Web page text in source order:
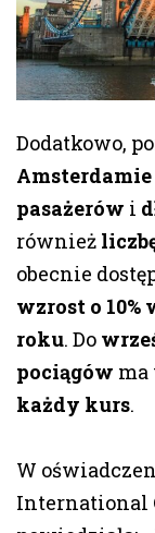
Dodatkowo,
Amsterdamie
pasażerów i
również
obecnie
wzrost o
roku. Do
pociągów ma
każdy kurs.
W
International